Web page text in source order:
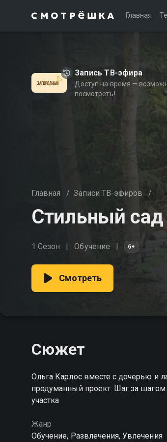
Главная
Запись ТВ-эфира
Доступ на время —
посмотреть!
Главная / Записи ТВ-эфиров /
Стильный сад
1 Сезон Обучение 6+
Смотреть
Сюжет
Ольга Карлос вместе с дочерью и
продуманный проект. Шаг за шагом
участка
Жанр
Обучение, Развлечения, Увлечения